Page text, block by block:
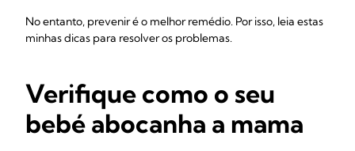
No entanto, prevenir é o melhor remédio. Por isso, leia estas
minhas dicas para resolver os problemas.
Verifique como o seu
bebé abocanha a mama